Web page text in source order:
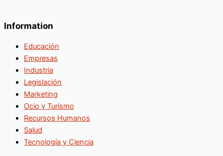
Information
Educación
Empresas
Industria
Legislación
Marketing
Ocio y Turismo
Recursos Humanos
Salud
Tecnología y Ciencia